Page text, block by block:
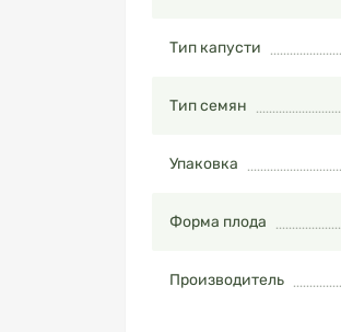
Тип капусти
Тип семян
Упаковка
Форма плода
Производитель